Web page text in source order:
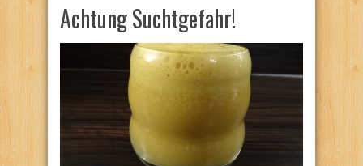
Achtung Suchtgefahr!